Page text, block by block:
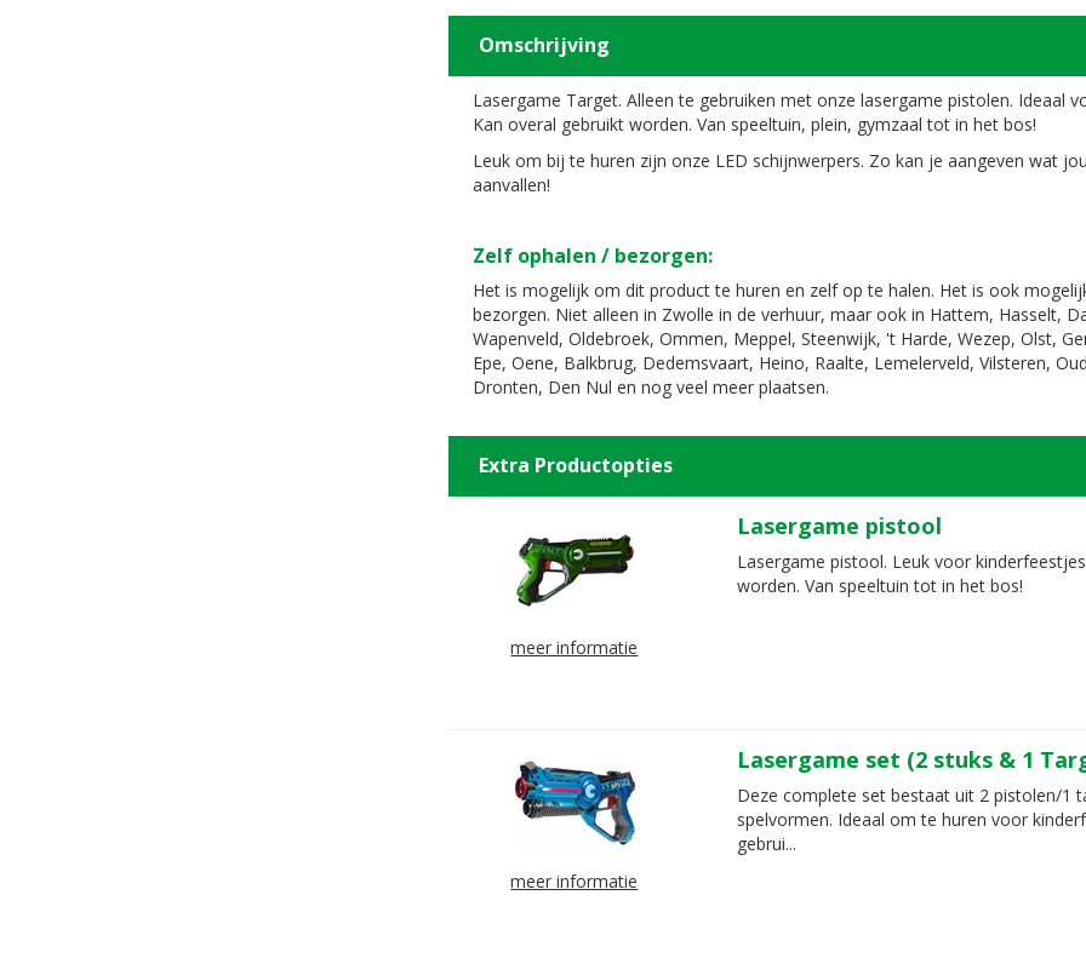
Omschrijving
Lasergame Target. Alleen te gebruiken met onze lasergame pistolen.
Kan overal gebruikt worden. Van speeltuin, plein, gymzaal tot in het bos!
Leuk om bij te huren zijn onze LED schijnwerpers. Zo kan je aangeven wat
aanvallen!
Zelf ophalen / bezorgen:
Het is mogelijk om dit product te huren en zelf op te halen. Het is ook
bezorgen. Niet alleen in Zwolle in de verhuur, maar ook in Hattem, Hasselt,
Wapenveld, Oldebroek, Ommen, Meppel, Steenwijk, 't Harde, Wezep, Olst,
Epe, Oene, Balkbrug, Dedemsvaart, Heino, Raalte, Lemelerveld, Vilsteren,
Dronten, Den Nul en nog veel meer plaatsen.
Extra Productopties
meer informatie
Lasergame pistool
Lasergame pistool. Leuk voor
worden. Van speeltuin tot in het bos!
meer informatie
Lasergame set (2 stuks & 1
Deze complete set bestaat uit 2 pistolen/1
spelvormen. Ideaal om te huren voor
gebrui...